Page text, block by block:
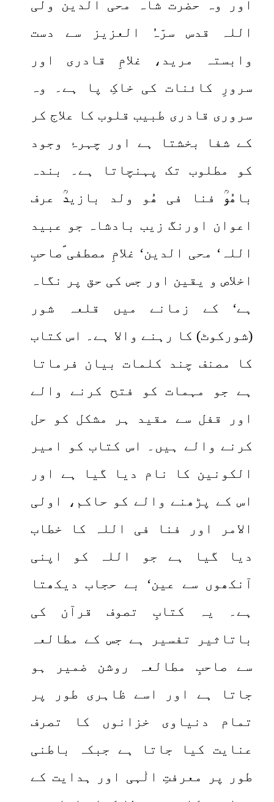
اور وہ حضرت شاہ محی الدین ولی
اللہ قدس سرّہُ العزیز سے دست
وابستہ مرید، غلامِ قادری اور
سرورِ کائنات کی خاکِ پا ہے۔ وہ
سروری قادری طبیب قلوب کا علاج کر
کے شفا بخشتا ہے اور چہرۂ وجود
کو مطلوب تک پہنچاتا ہے۔ بندہ
باھُوؒ فنا فی ھُو ولد بازیدؒ عرف
اعوان اورنگ زیب بادشاہ جو عبید
اللہ‘ محی الدین‘ غلامِ مصطفی ؐصاحبِ
اخلاص و یقین اور جس کی حق پر نگاہ
ہے‘ کے زمانے میں قلعہ شور
(شورکوٹ) کا رہنے والا ہے۔ اس کتاب
کا مصنف چند کلمات بیان فرماتا
ہے جو مہمات کو فتح کرنے والے
اور قفل سے مقید ہر مشکل کو حل
کرنے والے ہیں۔ اس کتاب کو امیر
الکونین کا نام دیا گیا ہے اور
اس کے پڑھنے والے کو حاکم، اولی
الامر اور فنا فی اللہ کا خطاب
دیا گیا ہے جو اللہ کو اپنی
آنکھوں سے عین‘ بے حجاب دیکھتا
ہے۔ یہ کتابِ تصوف قرآن کی
باتاثیر تفسیر ہے جس کے مطالعہ
سے صاحبِ مطالعہ روشن ضمیر ہو
جاتا ہے اور اسے ظاہری طور پر
تمام دنیاوی خزانوں کا تصرف
عنایت کیا جاتا ہے جبکہ باطنی
طور پر معرفتِ الٰہی اور ہدایت کے